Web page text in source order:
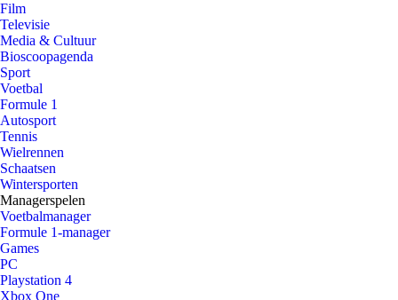
Film
Televisie
Media & Cultuur
Bioscoopagenda
Sport
Voetbal
Formule 1
Autosport
Tennis
Wielrennen
Schaatsen
Wintersporten
Managerspelen
Voetbalmanager
Formule 1-manager
Games
PC
Playstation 4
Xbox One